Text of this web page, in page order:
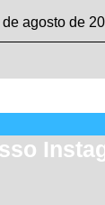
agosto de